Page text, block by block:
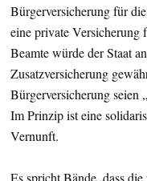
Bürgerversicherung für
eine private
Beamte würde der Staat
Zusatzversicherung
Bürgerversicherung seien
Im Prinzip ist eine
Vernunft.
Es spricht Bände, dass